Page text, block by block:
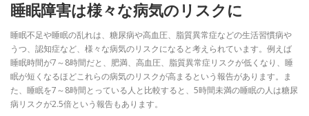
睡眠障害は様々な病気のリスクに
睡眠不足や睡眠の乱れは、糖尿病や高血圧、脂質異常症などの生活習慣病や
うつ、認知症など、様々な病気のリスクになると考えられています。例えば
睡眠時間が7～8時間だと、肥満、高血圧、脂質異常症リスクが低くなり、睡
眠が短くなるほどこれらの病気のリスクが高まるという報告があります。ま
た、睡眠を7～8時間とっている人と比較すると、5時間未満の睡眠の人は糖尿
病リスクが2.5倍という報告もあります。